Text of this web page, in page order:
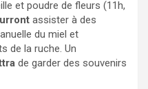
et poudre de fleurs (11h,
assister à des
du miel et
de la ruche. Un
de garder des souvenirs